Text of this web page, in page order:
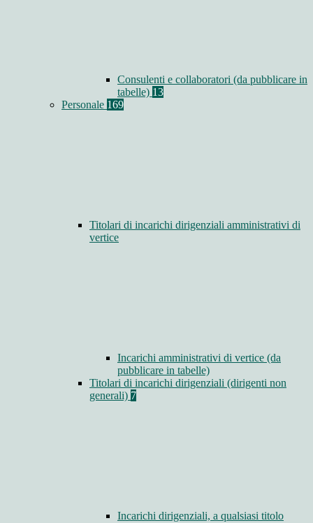
Consulenti e collaboratori (da pubblicare in
tabelle) 13
Personale 169
Titolari di incarichi dirigenziali amministrativi di
vertice
Incarichi amministrativi di vertice (da
pubblicare in tabelle)
Titolari di incarichi dirigenziali (dirigenti non
generali) 7
Incarichi dirigenziali, a qualsiasi titolo